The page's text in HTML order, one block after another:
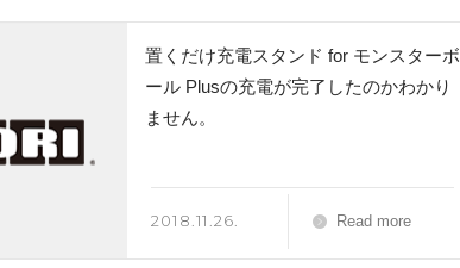
置くだけ充電スタンド for モンスターボ
ール Plusの充電が完了したのかわかり
ません。
2018.11.26. Read more